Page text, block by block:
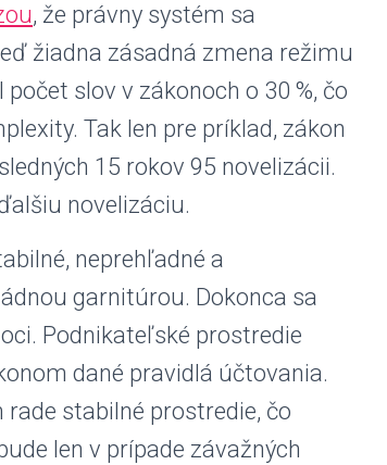
, že právny systém sa
žiadna zásadná zmena režimu
slov v zákonoch o 30 %, čo
Tak len pre príklad, zákon
15 rokov 95 novelizácii.
novelizáciu.
neprehľadné a
garnitúrou. Dokonca sa
Podnikateľské prostredie
dané pravidlá účtovania.
stabilné prostredie, čo
len v prípade závažných